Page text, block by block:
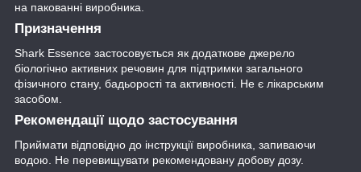
на пакованні виробника.
Призначення
Shark Essence застосовується як додаткове джерело
біологічно активних речовин для підтримки загального
фізичного стану, бадьорості та активності. Не є лікарським
засобом.
Рекомендації щодо застосування
Приймати відповідно до інструкції виробника, запиваючи
водою. Не перевищувати рекомендовану добову дозу.